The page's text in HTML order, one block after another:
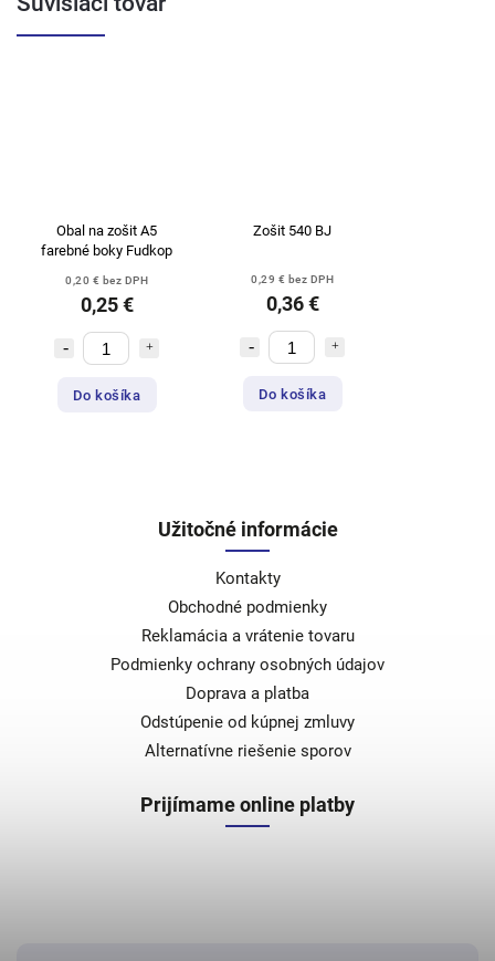
Obal na zošit A5
farebné boky Fudkop
0,20 € bez DPH
0,25 €
Do košíka
Zošit 540 BJ
0,29 € bez DPH
0,36 €
Do košíka
Užitočné informácie
Kontakty
Obchodné podmienky
Reklamácia a vrátenie tovaru
Podmienky ochrany osobných údajov
Doprava a platba
Odstúpenie od kúpnej zmluvy
Alternatívne riešenie sporov
Prijímame online platby